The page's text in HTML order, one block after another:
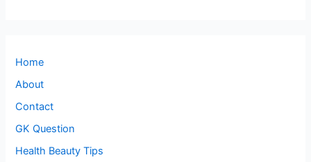
Home
About
Contact
GK Question
Health Beauty Tips